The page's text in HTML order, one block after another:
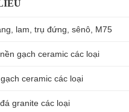
lam, trụ đứng, sênô, M75
gạch ceramic các loại
ceramic các loại
granite các loại